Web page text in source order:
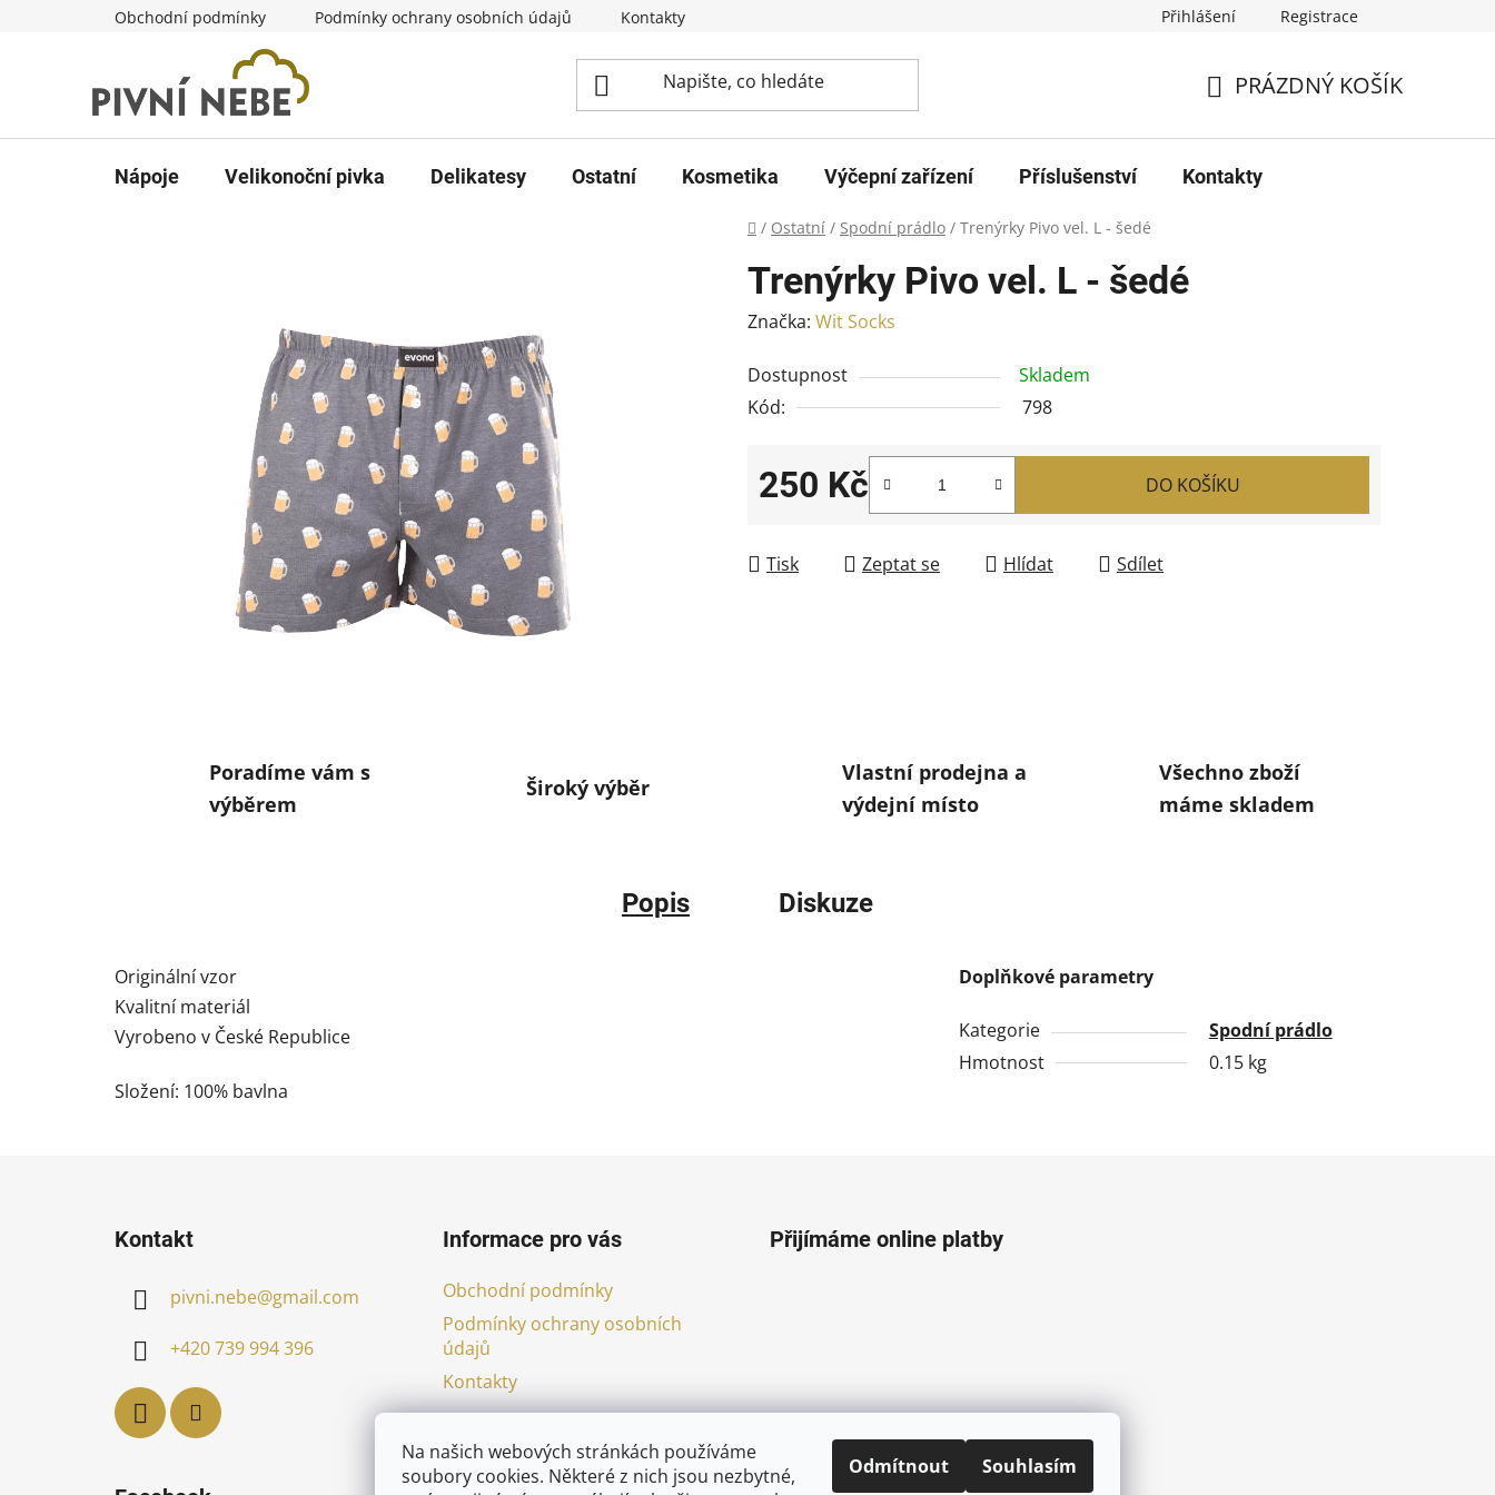
Na našich webových stránkách používáme
soubory cookies. Některé z nich jsou nezbytné,
Odmítnout Souhlasím
Obchodní podmínky Podmínky ochrany osobních údajů Kontakty Přihlášení Registrace
KOŠÍK
PRÁZDNÝ KOŠÍK
Nápoje Velikonoční pivka Delikatesy Ostatní Kosmetika Výčepní zařízení Příslušenství Kontakty
Domů
/ Ostatní / Spodní prádlo / Trenýrky Pivo vel. L - šedé
Trenýrky Pivo vel. L - šedé
Značka: Wit Socks
Dostupnost
Skladem
Kód:
798
250 Kč DO KOŠÍKU
Tisk Zeptat se Hlídat Sdílet
Poradíme vám s
výběrem
Široký výběr
Vlastní prodejna a
výdejní místo
Všechno zboží
máme skladem
Popis Diskuze
Originální vzor
Kvalitní materiál
Vyrobeno v České Republice
Složení: 100% bavlna
Doplňkové parametry
Kategorie
Spodní prádlo
Hmotnost
0.15 kg
Kontakt
pivni.nebe@gmail.com
+420 739 994 396
Informace pro vás
Obchodní podmínky
Podmínky ochrany osobních
údajů
Kontakty
Přijímáme online platby